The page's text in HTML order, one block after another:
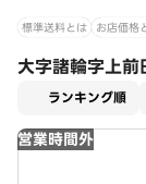
標準送料とは お店価格
大字諸輪字上
ランキング順
営業時間外